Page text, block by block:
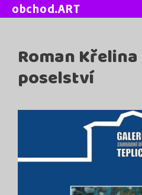
Přeskočit
na
obchod.ART
Roman
poselství